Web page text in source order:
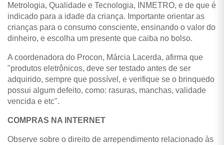
Metrologia, Qualidade e Tecnologia, INMETRO, e de que é
indicado para a idade da criança. Importante orientar as
crianças para o consumo consciente, ensinando o valor do
dinheiro, e escolha um presente que caiba no bolso.
A coordenadora do Procon, Márcia Lacerda, afirma que
"produtos eletrônicos, deve ser testado antes de ser
adquirido, sempre que possível, e verifique se o brinquedo
possui algum defeito, como: rasuras, manchas, validade
vencida e etc".
COMPRAS NA INTERNET
Observe sobre o direito de arrependimento relacionado às